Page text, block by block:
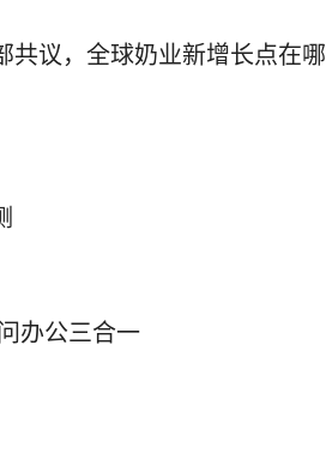
议，全球奶业新增长点在哪
办公三合一